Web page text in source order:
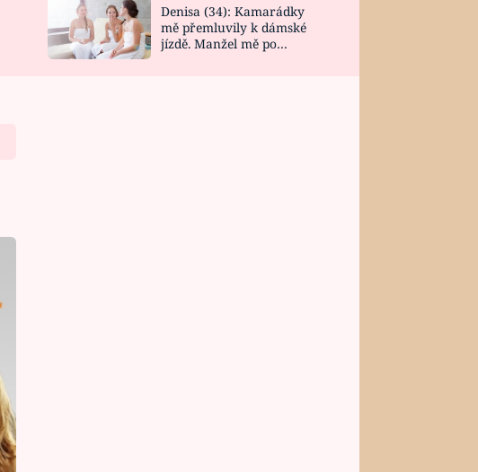
DESIGN
Denisa (34): Kamarádky
mě přemluvily k dámské
jízdě. Manžel mě po